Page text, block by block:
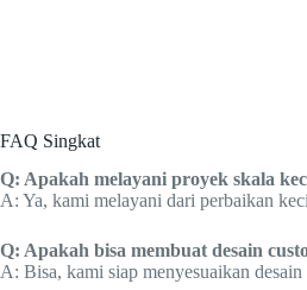
FAQ Singkat
Q: Apakah melayani proyek skala
A: Ya, kami melayani dari perbaikan
Q: Apakah bisa membuat desain
A: Bisa, kami siap menyesuaikan